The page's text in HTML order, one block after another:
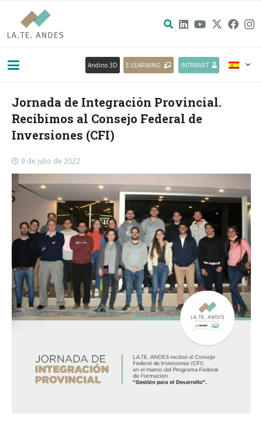
Andino 3D E-LEARNING INTRANET
Jornada de Integración Provincial.
Recibimos al Consejo Federal de
Inversiones (CFI)
9 de julio de 2022